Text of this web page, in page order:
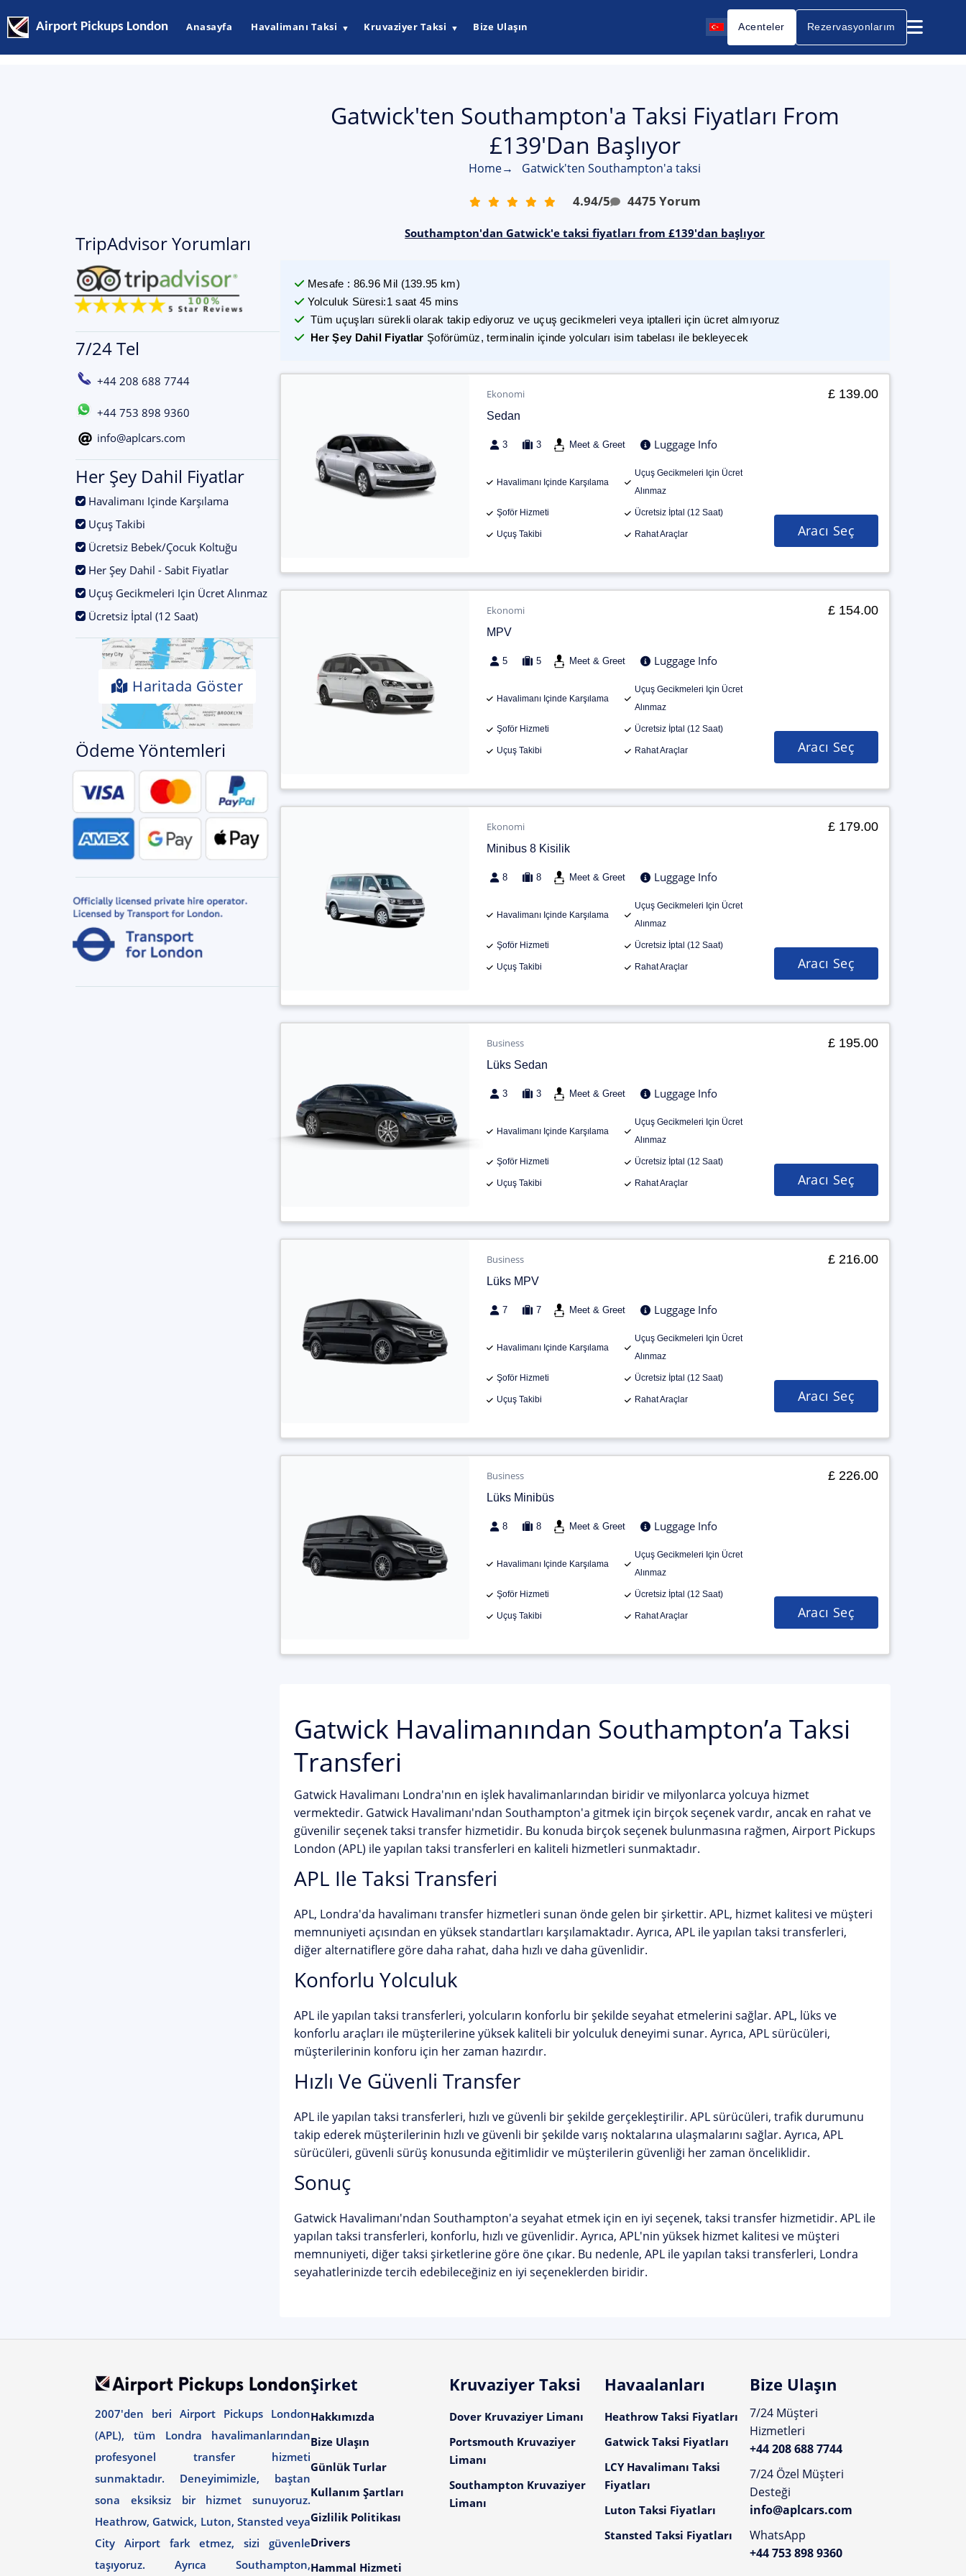
Airport Pickups London Anasayfa Havalimanı Taksi ▼ Kruvaziyer Taksi ▼ Bize Ulaşın Acenteler Rezervasyonlarım
TripAdvisor Yorumları
7/24 Tel
+44 208 688 7744
+44 753 898 9360
info@aplcars.com
Her Şey Dahil Fiyatlar
Havalimanı Içinde Karşılama
Uçuş Takibi
Ücretsiz Bebek/Çocuk Koltuğu
Her Şey Dahil - Sabit Fiyatlar
Uçuş Gecikmeleri Için Ücret Alınmaz
Ücretsiz İptal (12 Saat)
Haritada Göster
Ödeme Yöntemleri
Gatwick'ten Southampton'a Taksi Fiyatları From
£139'dan Başlıyor
Home→ Gatwick'ten Southampton'a taksi
4.94/5 4475 Yorum
Southampton'dan Gatwick'e taksi fiyatları from £139'dan başlıyor
Mesafe : 86.96 Mil (139.95 km)
Yolculuk Süresi:1 saat 45 mins
Tüm uçuşları sürekli olarak takip ediyoruz ve uçuş gecikmeleri veya iptalleri için ücret almıyoruz
Her Şey Dahil Fiyatlar Şoförümüz, terminalin içinde yolcuları isim tabelası ile bekleyecek
Ekonomi
Sedan
3 3 Meet & Greet Luggage Info
Havalimanı Içinde Karşılama
Uçuş Gecikmeleri Için Ücret
Alınmaz
Şoför Hizmeti Ücretsiz İptal (12 Saat)
Uçuş Takibi Rahat Araçlar
£ 139.00
Aracı Seç
Ekonomi
MPV
5 5 Meet & Greet Luggage Info
Havalimanı Içinde Karşılama
Uçuş Gecikmeleri Için Ücret
Alınmaz
Şoför Hizmeti Ücretsiz İptal (12 Saat)
Uçuş Takibi Rahat Araçlar
£ 154.00
Aracı Seç
Ekonomi
Minibus 8 Kisilik
8 8 Meet & Greet Luggage Info
Havalimanı Içinde Karşılama
Uçuş Gecikmeleri Için Ücret
Alınmaz
Şoför Hizmeti Ücretsiz İptal (12 Saat)
Uçuş Takibi Rahat Araçlar
£ 179.00
Aracı Seç
Business
Lüks Sedan
3 3 Meet & Greet Luggage Info
Havalimanı Içinde Karşılama
Uçuş Gecikmeleri Için Ücret
Alınmaz
Şoför Hizmeti Ücretsiz İptal (12 Saat)
Uçuş Takibi Rahat Araçlar
£ 195.00
Aracı Seç
Business
Lüks MPV
7 7 Meet & Greet Luggage Info
Havalimanı Içinde Karşılama
Uçuş Gecikmeleri Için Ücret
Alınmaz
Şoför Hizmeti Ücretsiz İptal (12 Saat)
Uçuş Takibi Rahat Araçlar
£ 216.00
Aracı Seç
Business
Lüks Minibüs
8 8 Meet & Greet Luggage Info
Havalimanı Içinde Karşılama
Uçuş Gecikmeleri Için Ücret
Alınmaz
Şoför Hizmeti Ücretsiz İptal (12 Saat)
Uçuş Takibi Rahat Araçlar
£ 226.00
Aracı Seç
Gatwick Havalimanından Southampton’a Taksi
Transferi
Gatwick Havalimanı Londra'nın en işlek havalimanlarından biridir ve milyonlarca yolcuya hizmet
vermektedir. Gatwick Havalimanı'ndan Southampton'a gitmek için birçok seçenek vardır, ancak en rahat ve
güvenilir seçenek taksi transfer hizmetidir. Bu konuda birçok seçenek bulunmasına rağmen, Airport Pickups
London (APL) ile yapılan taksi transferleri en kaliteli hizmetleri sunmaktadır.
APL Ile Taksi Transferi
APL, Londra'da havalimanı transfer hizmetleri sunan önde gelen bir şirkettir. APL, hizmet kalitesi ve müşteri
memnuniyeti açısından en yüksek standartları karşılamaktadır. Ayrıca, APL ile yapılan taksi transferleri,
diğer alternatiflere göre daha rahat, daha hızlı ve daha güvenlidir.
Konforlu Yolculuk
APL ile yapılan taksi transferleri, yolcuların konforlu bir şekilde seyahat etmelerini sağlar. APL, lüks ve
konforlu araçları ile müşterilerine yüksek kaliteli bir yolculuk deneyimi sunar. Ayrıca, APL sürücüleri,
müşterilerinin konforu için her zaman hazırdır.
Hızlı Ve Güvenli Transfer
APL ile yapılan taksi transferleri, hızlı ve güvenli bir şekilde gerçekleştirilir. APL sürücüleri, trafik durumunu
takip ederek müşterilerinin hızlı ve güvenli bir şekilde varış noktalarına ulaşmalarını sağlar. Ayrıca, APL
sürücüleri, güvenli sürüş konusunda eğitimlidir ve müşterilerin güvenliği her zaman önceliklidir.
Sonuç
Gatwick Havalimanı'ndan Southampton'a seyahat etmek için en iyi seçenek, taksi transfer hizmetidir. APL ile
yapılan taksi transferleri, konforlu, hızlı ve güvenlidir. Ayrıca, APL'nin yüksek hizmet kalitesi ve müşteri
memnuniyeti, diğer taksi şirketlerine göre öne çıkar. Bu nedenle, APL ile yapılan taksi transferleri, Londra
seyahatlerinizde tercih edebileceğiniz en iyi seçeneklerden biridir.
2007'den beri Airport Pickups London
(APL), tüm Londra havalimanlarından
profesyonel transfer hizmeti
sunmaktadır. Deneyimimizle, baştan
sona eksiksiz bir hizmet sunuyoruz.
Heathrow, Gatwick, Luton, Stansted veya
City Airport fark etmez, sizi güvenle
taşıyoruz. Ayrıca Southampton,
Şirket
Hakkımızda
Bize Ulaşın
Günlük Turlar
Kullanım Şartları
Gizlilik Politikası
Drivers
Hammal Hizmeti
Kruvaziyer Taksi
Dover Kruvaziyer Limanı
Portsmouth Kruvaziyer
Limanı
Southampton Kruvaziyer
Limanı
Havaalanları
Heathrow Taksi Fiyatları
Gatwick Taksi Fiyatları
LCY Havalimanı Taksi
Fiyatları
Luton Taksi Fiyatları
Stansted Taksi Fiyatları
Bize Ulaşın
7/24 Müşteri
Hizmetleri
+44 208 688 7744
7/24 Özel Müşteri
Desteği
info@aplcars.com
WhatsApp
+44 753 898 9360